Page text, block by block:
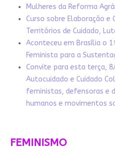
Mulheres da Reforma
Curso sobre Elaboração
Territórios de Cuidado,
Aconteceu em Brasília o
Feminista para a
Convite para esta terça,
Autocuidado e Cuidado
feministas, defensoras e
humanos e movimentos
FEMINISMO